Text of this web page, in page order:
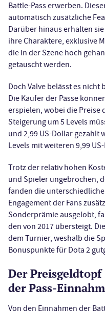
Battle-Pass erwerben.
automatisch zusätzliche
Darüber hinaus erhalten
ihre Charaktere, exklusive
die in der Szene hoch
getauscht werden.
Doch Valve belässt es nicht
Die Käufer der Pässe
erspielen, wobei die Preise
Steigerung um 5 Levels
und 2,99 US-Dollar gezahlt
Levels mit weiteren 9,99
Trotz der relativ hohen
und Spieler ungebrochen,
fanden die
Engagement der Fans
Sonderprämie ausgelobt,
den von 2017 übersteigt.
dem Turnier, weshalb die
Bonuspunkte für Dota 2
Der Preisgeldtopf
der Pass-
Von den Einnahmen der